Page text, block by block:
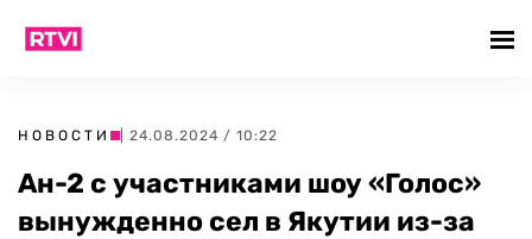
НОВОСТИ | 24.08.2024 / 10:22
Ан-2 с участниками шоу «Голос»
вынужденно сел в Якутии из-за